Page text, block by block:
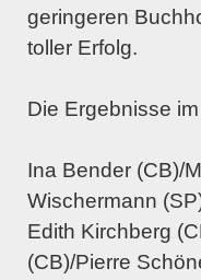
geringeren
toller Erfolg.
Die Ergebnisse
Ina Bender (CB)/
Wischermann
Edith Kirchberg
(CB)/Pierre